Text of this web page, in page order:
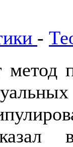
-
метод